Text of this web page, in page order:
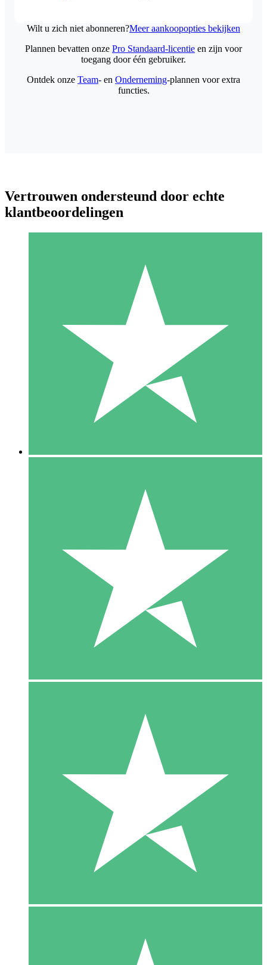
Wilt u zich niet abonneren?Meer aankoopopties bekijken
Individuele Creditpakketten
Betaal per gebruik met downloadtegoeden. Geen maandelijkse
1000
10 Downloaden
20 00
Plannen bevatten onze Pro Standaard-licentie en zijn voor
toegang door één gebruiker.
Ontdek onze Team- en Onderneming-plannen voor extra
functies.
Vertrouwen ondersteund door echte
klantbeoordelingen